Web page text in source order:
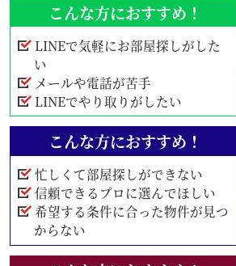
こんな方におすすめ！
LINEで気軽にお部屋探しがした
い
メールや電話が苦手
LINEでやり取りがしたい
こんな方におすすめ！
忙しくて部屋探しができない
信頼できるプロに選んでほしい
希望する条件に合った物件が見つ
からない